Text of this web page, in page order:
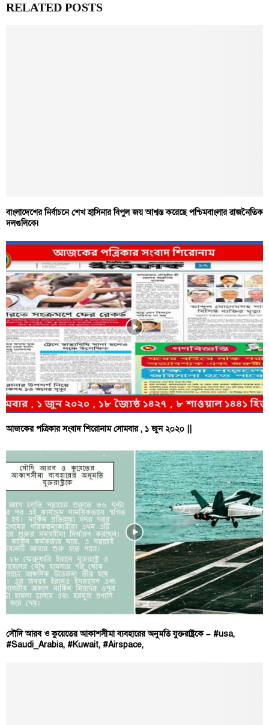
RELATED POSTS
বাংলাদেশের নির্বাচনে শেখ হাসিনার বিপুল জয় আশ্বস্ত করেছে পশ্চিমবাংলার রাজনৈতিক
দলগুলিকে৷
আজকের পত্রিকার সংবাদ শিরোনাম সোমবার , ১ জুন ২০২০ ||
সৌদি আরব ও কুয়েতের আকাশসীমা ব্যবহারের অনুমতি যুক্তরাষ্ট্রকে – #usa,
#Saudi_Arabia, #Kuwait, #Airspace,